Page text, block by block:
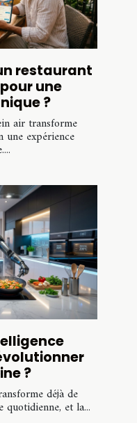
restaurant
une
?
air transforme
une expérience
?
déjà de
quotidienne, et la...